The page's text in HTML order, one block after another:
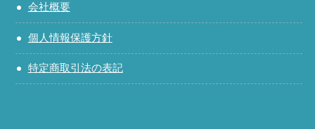
会社概要
個人情報保護方針
特定商取引法の表記